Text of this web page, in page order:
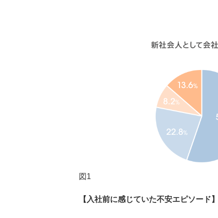
図1
【入社前に感じていた不安エピソード